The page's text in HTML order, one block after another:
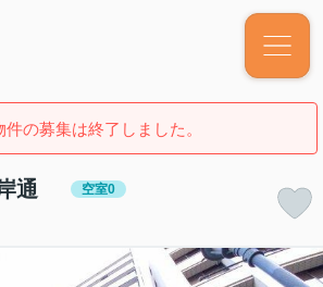
件の募集は終了しました。
通 空室0